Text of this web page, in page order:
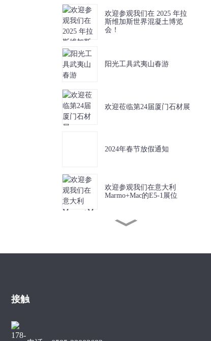
欢迎参观我们在 2025 年拉
斯维加斯世界混凝土博览
会！
阳光工具武夷山春游
欢迎莅临第24届厦门石材展
2024年春节放假通知
欢迎参观我们在意大利
Marmo+Mac的E5-1展位
接触